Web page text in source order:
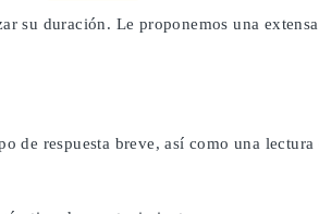
su duración. Le proponemos una
de respuesta breve, así como una